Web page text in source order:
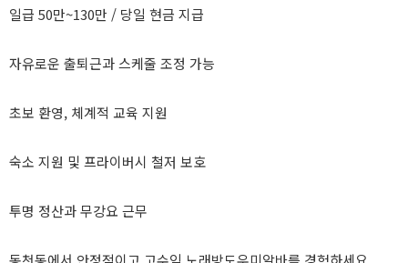
일급 50만~130만 / 당일 현금 지급
자유로운 출퇴근과 스케줄 조정 가능
초보 환영, 체계적 교육 지원
숙소 지원 및 프라이버시 철저 보호
투명 정산과 무강요 근무